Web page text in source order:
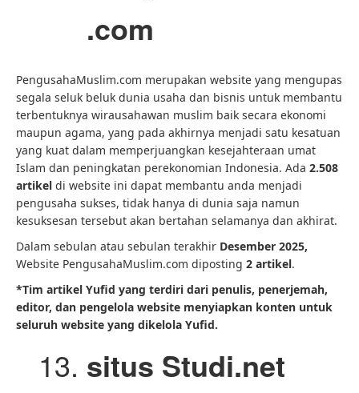
.com
PengusahaMuslim.com merupakan website yang mengupas
segala seluk beluk dunia usaha dan bisnis untuk membantu
terbentuknya wirausahawan muslim baik secara ekonomi
maupun agama, yang pada akhirnya menjadi satu kesatuan
yang kuat dalam memperjuangkan kesejahteraan umat
Islam dan peningkatan perekonomian Indonesia. Ada 2.508
artikel di website ini dapat membantu anda menjadi
pengusaha sukses, tidak hanya di dunia saja namun
kesuksesan tersebut akan bertahan selamanya dan akhirat.
Dalam sebulan atau sebulan terakhir Desember 2025,
Website PengusahaMuslim.com diposting 2 artikel.
*Tim artikel Yufid yang terdiri dari penulis, penerjemah,
editor, dan pengelola website menyiapkan konten untuk
seluruh website yang dikelola Yufid.
situs Studi.net